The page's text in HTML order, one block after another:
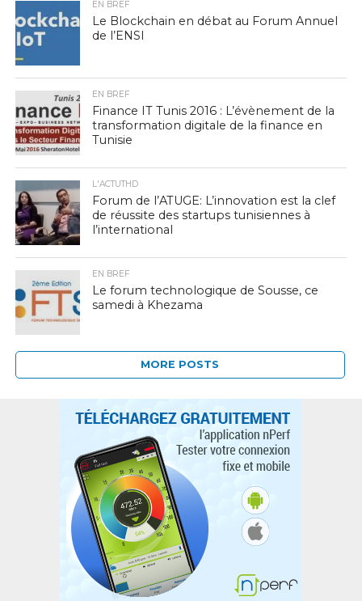
EN BREF
Le Blockchain en débat au Forum Annuel
de l’ENSI
EN BREF
Finance IT Tunis 2016 : L’évènement de la
transformation digitale de la finance en
Tunisie
L'ACTUTHD
Forum de l’ATUGE: L’innovation est la clef
de réussite des startups tunisiennes à
l’international
EN BREF
Le forum technologique de Sousse, ce
samedi à Khezama
MORE POSTS